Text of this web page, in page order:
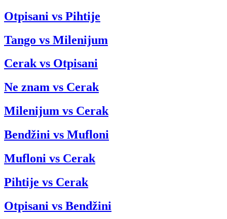
Otpisani vs Pihtije
Tango vs Milenijum
Cerak vs Otpisani
Ne znam vs Cerak
Milenijum vs Cerak
Bendžini vs Mufloni
Mufloni vs Cerak
Pihtije vs Cerak
Otpisani vs Bendžini